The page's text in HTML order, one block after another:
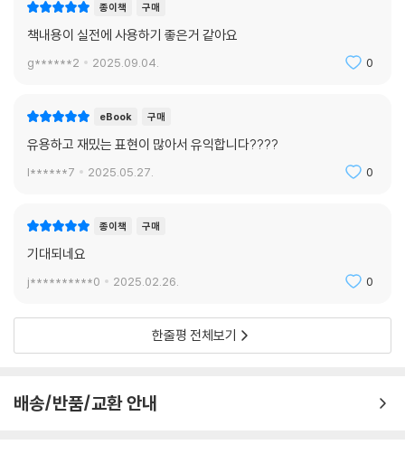
종이책 구매
책내용이 실전에 사용하기 좋은거 같아요
g******2 2025.09.04. 0
eBook 구매
유용하고 재밌는 표현이 많아서 유익합니다????
l******7 2025.05.27. 0
종이책 구매
기대되네요
j**********0 2025.02.26. 0
한줄평 전체보기
배송/반품/교환 안내